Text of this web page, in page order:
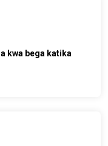
kwa bega katika